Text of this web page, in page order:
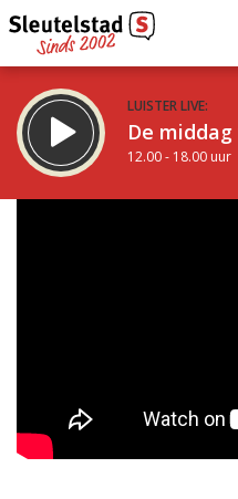
LUISTER LIVE:
De
12.00 - 18.00 uur